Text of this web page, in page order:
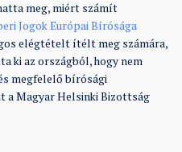
meg, miért számít
Jogok Európai Bírósága
elégtételt ítélt meg számára,
ki az országból, hogy nem
megfelelő bírósági
a Magyar Helsinki Bizottság